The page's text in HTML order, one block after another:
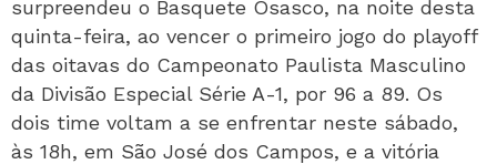
surpreendeu o Basquete Osasco, na noite desta
quinta-feira, ao vencer o primeiro jogo do playoff
das oitavas do Campeonato Paulista Masculino
da Divisão Especial Série A-1, por 96 a 89. Os
dois time voltam a se enfrentar neste sábado,
às 18h, em São José dos Campos, e a vitória